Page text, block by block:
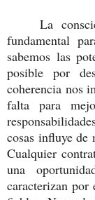
La
fundamental
sabemos las
posible por
coherencia nos
falta para
cosas influye de
Cualquier
una
caracterizan